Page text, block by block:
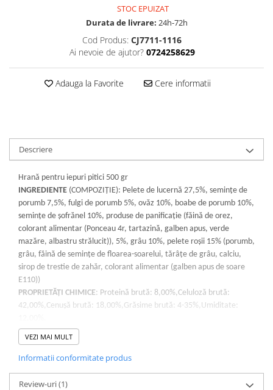
STOC EPUIZAT
Durata de livrare: 24h-72h
Cod Produs: CJ7711-1116
Ai nevoie de ajutor? 0724258629
Adauga la Favorite Cere informatii
Descriere
Hrană pentru iepuri pitici 500 gr
INGREDIENTE (COMPOZIȚIE): Pelete de lucernă 27,5%, semințe de
porumb 7,5%, fulgi de porumb 5%, ovăz 10%, boabe de porumb 10%,
semințe de șofrănel 10%, produse de panificație (făină de orez,
colorant alimentar (Ponceau 4r, tartazină, galben apus, verde
mazăre, albastru strălucit)), 5%, grâu 10%, pelete roșii 15% (porumb,
grâu, făină de semințe de floarea-soarelui, tărâțe de grâu, calciu,
sirop de trestie de zahăr, colorant alimentar (galben apus de soare
E110))
PROPRIETĂȚI CHIMICE: Proteină brută: 8,00%,Celuloză brută:
42,00%,Cenușă brută: 18,00%,Grăsime brută: 4-35%,Umiditate:
INSTRUCȚIUNI DE HRĂNIRE:
cutiile de alimentare din cuști. Păstrați întotdeauna apă proaspătă și
curată în cușcă.
VEZI MAI MULT
Informatii conformitate produs
Review-uri(1)